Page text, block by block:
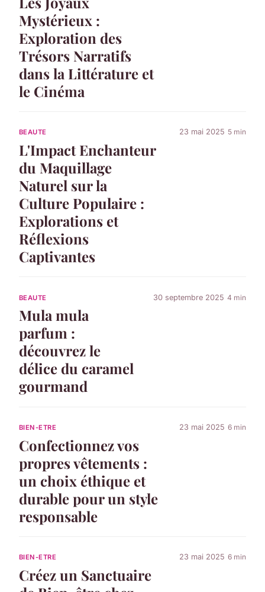
Mystérieux :
Exploration des
Trésors Narratifs
dans la Littérature et
le Cinéma
BEAUTE
L'Impact Enchanteur
du Maquillage
Naturel sur la
Culture Populaire :
Explorations et
Réflexions
Captivantes
23 mai 2025 5 min
BEAUTE
Mula mula
parfum :
découvrez le
délice du caramel
gourmand
30 septembre 2025 4 min
BIEN-ETRE
Confectionnez vos
propres vêtements :
un choix éthique et
durable pour un style
responsable
23 mai 2025 6 min
BIEN-ETRE
Créez un Sanctuaire
23 mai 2025 6 min